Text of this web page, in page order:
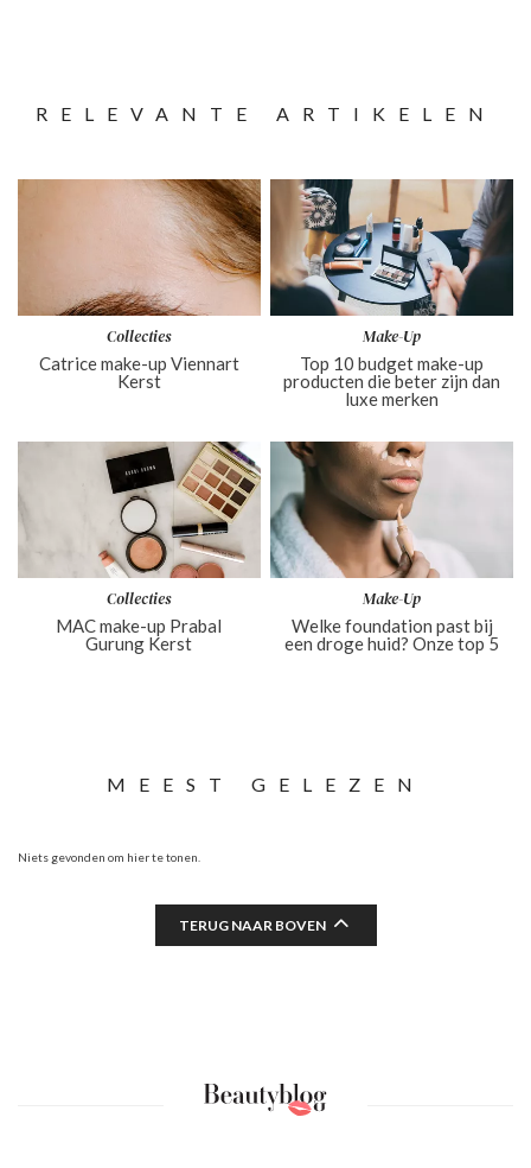
RELEVANTE ARTIKELEN
Collecties
Catrice make-up Viennart
Kerst
Make-Up
Top 10 budget make-up
producten die beter zijn dan
luxe merken
Collecties
MAC make-up Prabal
Gurung Kerst
Make-Up
Welke foundation past bij
een droge huid? Onze top 5
MEEST GELEZEN
Niets gevonden om hier te tonen.
TERUG NAAR BOVEN